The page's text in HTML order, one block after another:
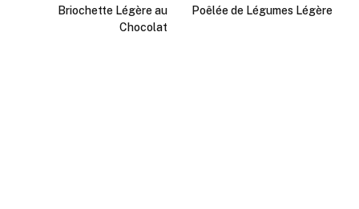
Briochette Légère au
Chocolat
Poêlée de Légumes Légère